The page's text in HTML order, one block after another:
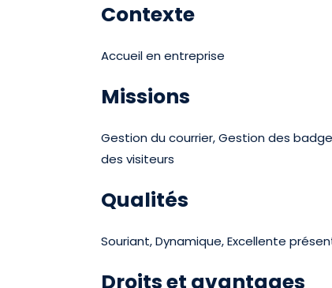
Contexte
Accueil en entreprise
Missions
Gestion du courrier, Gestion des
des visiteurs
Qualités
Souriant, Dynamique, Excellente
Droits et avantages